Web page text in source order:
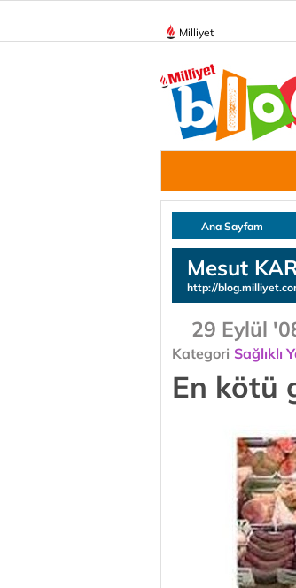
Milliyet
Ana Sayfam
Mesut
http://
29 Eylül
Kategori Sağlıklı
En kötü